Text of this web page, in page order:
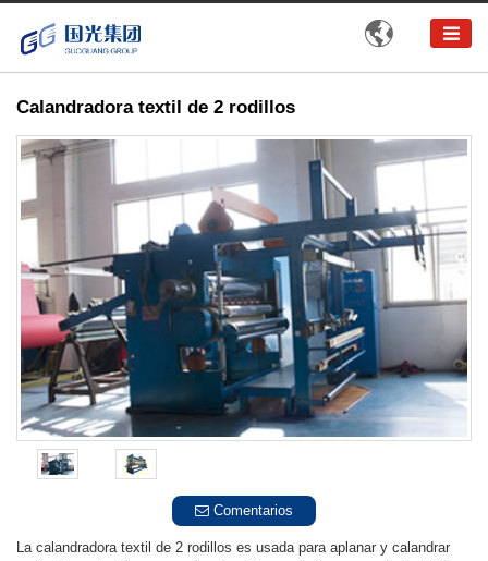

Calandradora textil de 2 rodillos
Comentarios
La calandradora textil de 2 rodillos es usada para aplanar y calandrar